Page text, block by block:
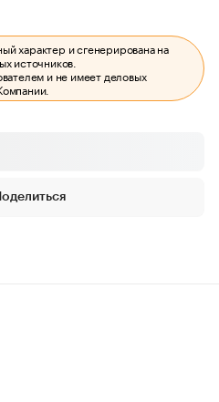
характер и сгенерирована на
источников.
и не имеет деловых